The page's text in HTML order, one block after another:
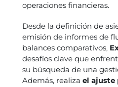
operaciones financieras.
Desde la definición de
emisión de informes de
balances comparativos,
desafíos clave que
su búsqueda de una
Además, realiza el ajuste